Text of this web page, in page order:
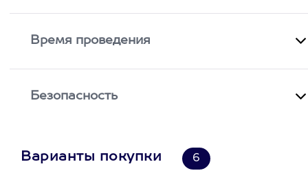
Время проведения
Безопасность
Варианты покупки 6